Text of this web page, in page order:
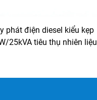
phát điện diesel kiểu kẹp
25kVA tiêu thụ nhiên liệu